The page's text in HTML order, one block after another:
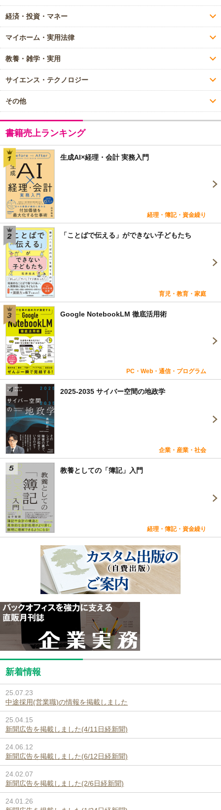
経済・投資・マネー
マイホーム・実用法律
教養・雑学・実用
サイエンス・テクノロジー
その他
書籍売上ランキング
生成AI×経理・会計 実務入門
経理・簿記・資金繰り
「ことばで伝える」ができない子どもたち
育児・教育・家庭
Google NotebookLM 徹底活用術
PC・Web・通信・プログラム
2025-2035 サイバー空間の地政学
企業・産業・社会
教養としての「簿記」入門
経理・簿記・資金繰り
新着情報
25.07.23
中途採用(営業職)の情報を掲載しました
25.04.15
新聞広告を掲載しました(4/11日経新聞)
24.06.12
新聞広告を掲載しました(6/12日経新聞)
24.02.07
新聞広告を掲載しました(2/6日経新聞)
24.01.26